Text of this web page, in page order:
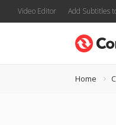
Video Editor Add Subtitles
Home